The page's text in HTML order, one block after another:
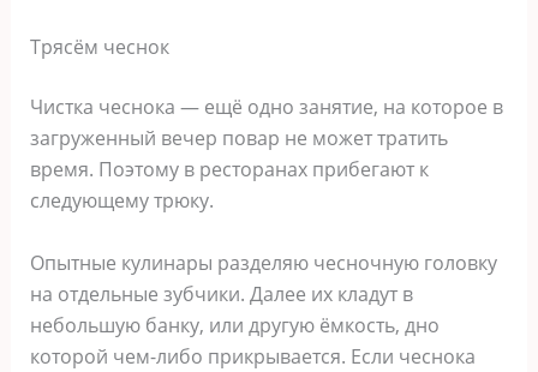
Трясём чеснок
Чистка чеснока — ещё одно занятие, на которое в
загруженный вечер повар не может тратить
время. Поэтому в ресторанах прибегают к
следующему трюку.
Опытные кулинары разделяю чесночную головку
на отдельные зубчики. Далее их кладут в
небольшую банку, или другую ёмкость, дно
которой чем-либо прикрывается. Если чеснока